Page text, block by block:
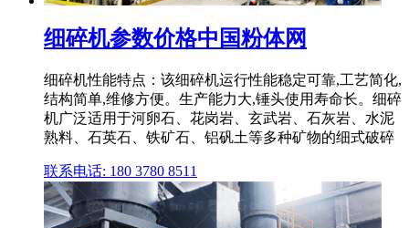
细碎机参数价格中国粉体网
细碎机性能特点：该细碎机运行性能稳定可靠,工艺简化,
结构简单,维修方便。生产能力大,锤头使用寿命长。细碎
机广泛适用于河卵石、花岗岩、玄武岩、石灰岩、水泥
熟料、石英石、铁矿石、铝矾土等多种矿物的细式破碎
联系电话: 180 3780 8511